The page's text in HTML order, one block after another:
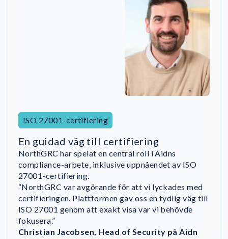
ISO 27001-certifiering
En guidad väg till certifiering
NorthGRC har spelat en central roll i Aidns
compliance-arbete, inklusive uppnåendet av ISO
27001-certifiering.
“NorthGRC var avgörande för att vi lyckades med
certifieringen. Plattformen gav oss en tydlig väg till
ISO 27001 genom att exakt visa var vi behövde
fokusera.”
Christian Jacobsen, Head of Security på Aidn
Viborg Varme använde NorthGRC för att
strukturera sitt NIS2-arbete genom att samla
utbildning, mallar och implementering i en
sammanhängande process.
Det är mycket enklare att förstå NIS2-kraven och
komma igång med arbetet med NorthGRC. Vi får
utbildning, mallar och en tydlig
DigitalRoute implementerade NorthGRCs ISMS i
augusti och uppnådde ISO 27001-certifiering redan
i december.
Det hade vi aldrig klarat så snabbt utan
NorthGRC. Hela organisationen var involverad – till
och med vår CEO. Det var verkligen starkt.
NorthGRC hjälpte oss att gå från inledande
compliance-uttalanden till en löpande process. Det
gav tydlighet och ett klart ansvarstagande i hela
organisationen."
Maurice Wedelich, Information Security